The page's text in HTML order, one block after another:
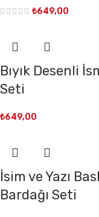
₺649,00
Bıyık Desenli
Seti
₺649,00
İsim ve Yazı
Bardağı Seti